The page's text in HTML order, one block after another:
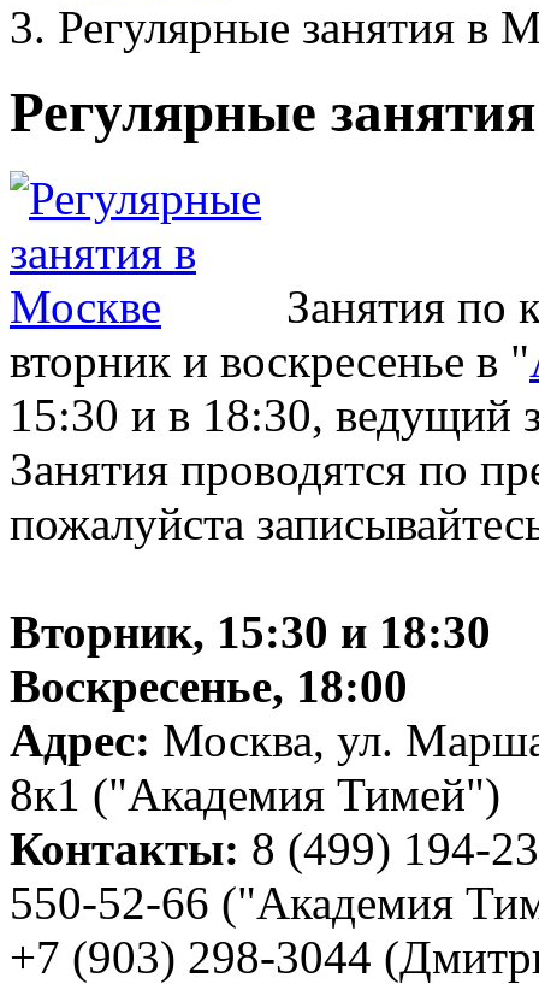
Регулярные занятия в
Регулярные
Занятия по
вторник и воскресенье в "
15:30 и в 18:30, ведущий
Занятия проводятся по
пожалуйста
Вторник, 15:30 и 18:30
Воскресенье, 18:00
Адрес: Москва, ул.
8к1 ("Академия Тимей")
Контакты: 8 (499) 194-
550-52-66 ("Академия
+7 (903) 298-3044